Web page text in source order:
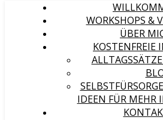
WORKSHOPS &
ÜBER
KOSTENFREIE
IDEEN FÜR MEHR